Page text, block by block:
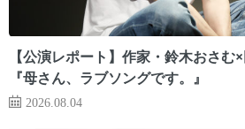
【公演レポート】作家・鈴木おさむ
『母さん、ラブソングです。』
2026.08.04